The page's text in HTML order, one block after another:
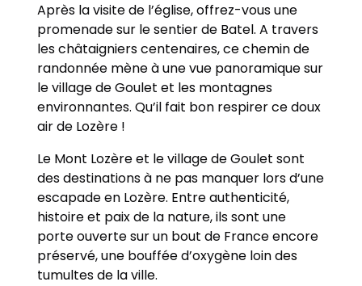
Après la visite de l’église, offrez-vous une
promenade sur le sentier de Batel. A travers
les châtaigniers centenaires, ce chemin de
randonnée mène à une vue panoramique sur
le village de Goulet et les montagnes
environnantes. Qu’il fait bon respirer ce doux
air de Lozère !
Le Mont Lozère et le village de Goulet sont
des destinations à ne pas manquer lors d’une
escapade en Lozère. Entre authenticité,
histoire et paix de la nature, ils sont une
porte ouverte sur un bout de France encore
préservé, une bouffée d’oxygène loin des
tumultes de la ville.